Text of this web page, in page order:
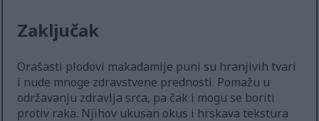
Zaključak
Orašasti plodovi makadamije puni su hranjivih tvari
i nude mnoge zdravstvene prednosti. Pomažu u
održavanju zdravlja srca, pa čak i mogu se boriti
protiv raka. Njihov ukusan okus i hrskava tekstura